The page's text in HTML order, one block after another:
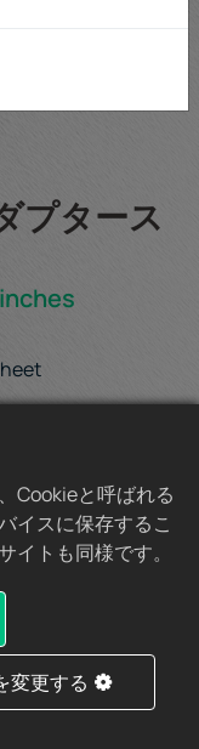
プタース
Cookieと呼ばれる
イスに保存するこ
イトも同様です。
変更する